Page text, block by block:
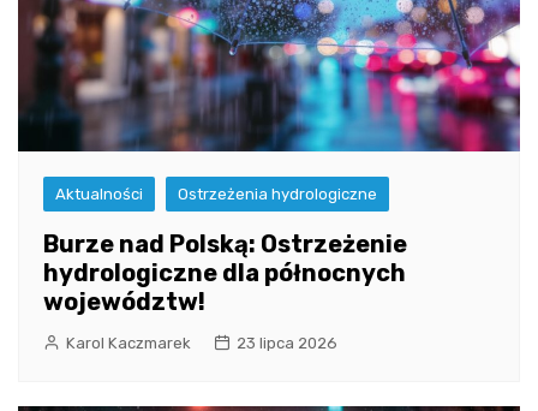
Aktualności Ostrzeżenia hydrologiczne
Burze nad Polską: Ostrzeżenie
hydrologiczne dla północnych
województw!
Karol Kaczmarek 23 lipca 2026